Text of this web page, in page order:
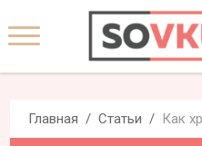
Главная Статьи Как